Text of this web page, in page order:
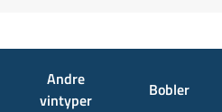
Andre
vintyper
Bobler